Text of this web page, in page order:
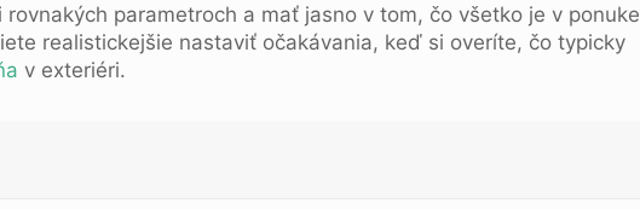
parametroch a mať jasno v tom, čo všetko je v ponuke
realistickejšie nastaviť očakávania, keď si overíte, čo typicky
v exteriéri.